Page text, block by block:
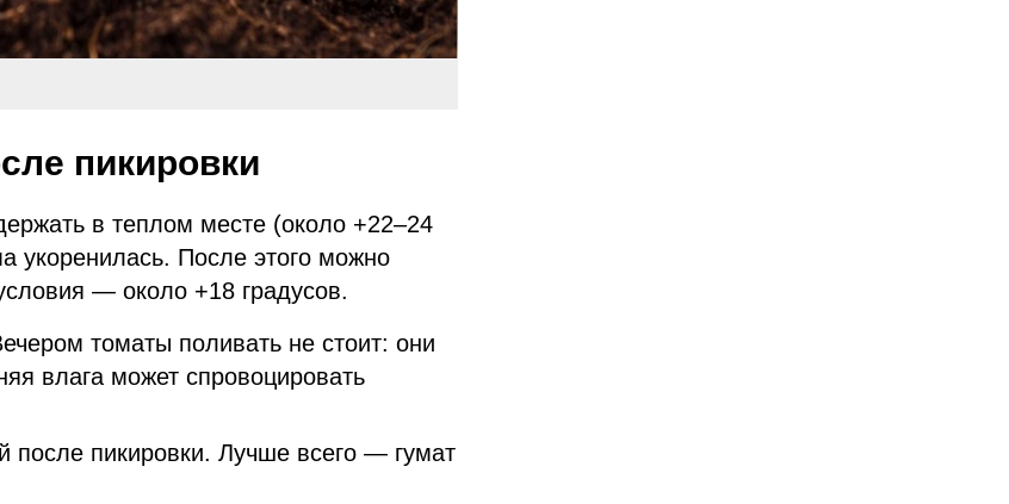
пикировки
в теплом месте (около +22–24
укоренилась. После этого можно
— около +18 градусов.
томаты поливать не стоит: они
влага может спровоцировать
пикировки. Лучше всего — гумат